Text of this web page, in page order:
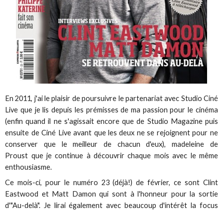
En 2011, j'ai le plaisir de poursuivre le partenariat avec Studio Ciné
Live que je lis depuis les prémisses de ma passion pour le cinéma
(enfin quand il ne s'agissait encore que de Studio Magazine puis
ensuite de Ciné Live avant que les deux ne se rejoignent pour ne
conserver que le meilleur de chacun d'eux), madeleine de
Proust que je continue à découvrir chaque mois avec le même
enthousiasme.
Ce mois-ci, pour le numéro 23 (déjà!) de février, ce sont Clint
Eastwood et Matt Damon qui sont à l'honneur pour la sortie
d'"Au-delà". Je lirai également avec beaucoup d'intérêt la focus